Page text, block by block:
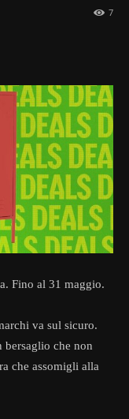
7
Fino al 31 maggio.
va sul sicuro.
bersaglio che non
che assomigli alla